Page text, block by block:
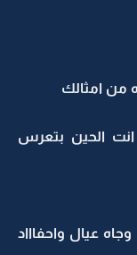
من امثالك
انت الحين بتعرس
عيال واحفاااد